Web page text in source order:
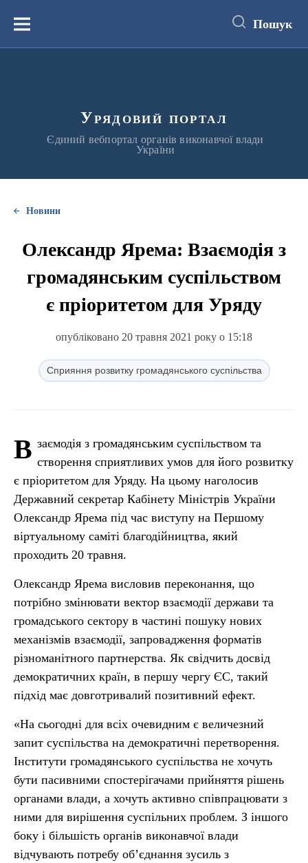
вмістуМеню Пошук
Урядовий портал
Єдиний вебпортал органів виконавчої влади
України
Новини
Олександр Ярема: Взаємодія з
громадянським суспільством
є пріоритетом для Уряду
опубліковано 20 травня 2021 року о 15:18
Сприяння розвитку громадянського суспільства
В заємодія з громадянським суспільством та
створення сприятливих умов для його розвитку
є пріоритетом для Уряду. На цьому наголосив
Державний секретар Кабінету Міністрів України
Олександр Ярема під час виступу на Першому
віртуальному саміті благодійництва, який
проходить 20 травня.
Олександр Ярема висловив переконання, що
потрібно змінювати вектор взаємодії держави та
громадського сектору в частині пошуку нових
механізмів взаємодії, запровадження форматів
різноманітного партнерства. Як свідчить досвід
демократичних країн, в першу чергу ЄС, такий
підхід має довготривалий позитивний ефект.
«На сьогодні для всіх очевидним є величезний
запит суспільства на демократичні перетворення.
Інститути громадянського суспільства не хочуть
бути пасивними спостерігачами прийняття рішень
органами влади, а хочуть активно співпрацювати з
ними для вирішення суспільних проблем. З іншого
боку і більшість органів виконавчої влади
відчувають потребу об’єднання зусиль з